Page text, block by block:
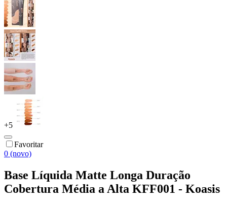
+5
Favoritar
0 (novo)
Base Líquida Matte Longa Duração
Cobertura Média a Alta KFF001 - Koasis